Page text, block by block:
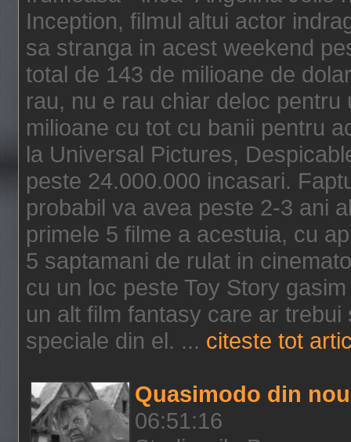
Inception, filmul altui actor
sa stranga in acest weekend
total de 143 de milioane de
rau, nu e rau chiar deloc
milioane cu tot cu banii pentru
la Universal Pictures,
peste 24.000.000 incasari.
probabil va avea peste 2-3 ani
primele 5 filme a acestuia, cu
5 saptamani de rulat in
cu un loc peste Toy Story
un alt film fantasy care ar
speciale din el. ... citeste tot
Quasimodo din
06:51:16